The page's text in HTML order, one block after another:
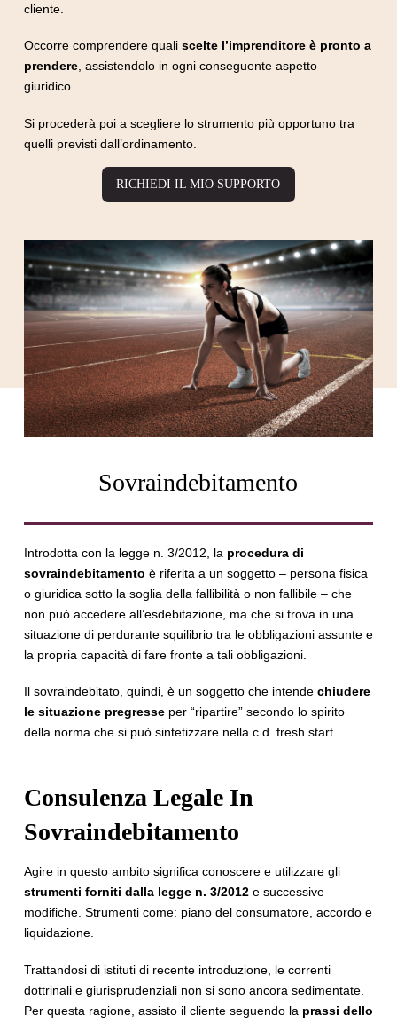
cliente.
Occorre comprendere quali scelte l’imprenditore è pronto a
prendere, assistendolo in ogni conseguente aspetto
giuridico.
Si procederà poi a scegliere lo strumento più opportuno tra
quelli previsti dall’ordinamento.
RICHIEDI IL MIO SUPPORTO
Sovraindebitamento
Introdotta con la legge n. 3/2012, la procedura di
sovraindebitamento è riferita a un soggetto – persona fisica
o giuridica sotto la soglia della fallibilità o non fallibile – che
non può accedere all’esdebitazione, ma che si trova in una
situazione di perdurante squilibrio tra le obbligazioni assunte e
la propria capacità di fare fronte a tali obbligazioni.
Il sovraindebitato, quindi, è un soggetto che intende chiudere
le situazione pregresseper “ripartire” secondo lo spirito
della norma che si può sintetizzare nella c.d. fresh start.
Consulenza Legale In
Sovraindebitamento
Agire in questo ambito significa conoscere e utilizzare gli
strumenti forniti dalla legge n. 3/2012e successive
modifiche. Strumenti come: piano del consumatore, accordo e
liquidazione.
Trattandosi di istituti di recente introduzione, le correnti
dottrinali e giurisprudenziali non si sono ancora sedimentate.
Per questa ragione, assisto il cliente seguendo la prassi dello